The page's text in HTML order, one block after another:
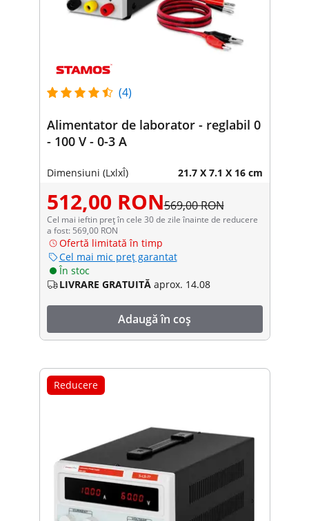
(4)
Alimentator de laborator - reglabil 0
- 100 V - 0-3 A
Dimensiuni (LxlxÎ) 21.7 X 7.1 X 16 cm
512,00 RON569,00 RON
Cel mai ieftin preț în cele 30 de zile înainte de reducere
a fost: 569,00 RON
Ofertă limitată în timp
Cel mai mic preț garantat
În stoc
LIVRARE GRATUITĂ aprox. 14.08
Adaugă în coș
Reducere